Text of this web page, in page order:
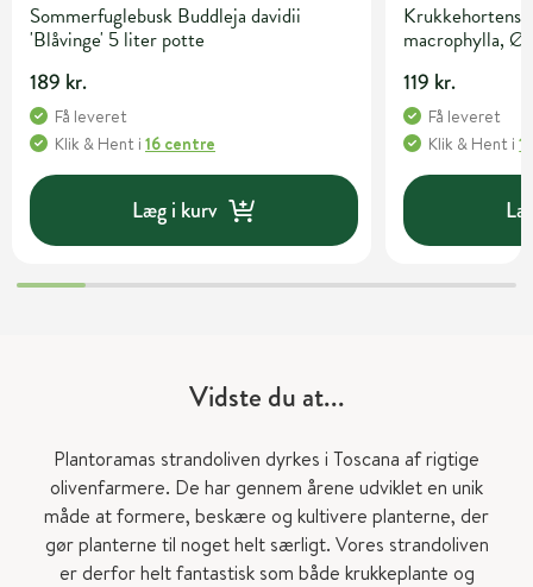
Sommerfuglebusk Buddleja davidii
'Blåvinge' 5 liter potte
189 kr.
Få leveret
Klik & Hent i 16 centre
Læg i kurv
macrophylla,
119 kr.
Få leveret
Klik & Hent i
Vidste du at...
Plantoramas strandoliven dyrkes i Toscana af rigtige
olivenfarmere. De har gennem årene udviklet en unik
måde at formere, beskære og kultivere planterne, der
gør planterne til noget helt særligt. Vores strandoliven
er derfor helt fantastisk som både krukkeplante og